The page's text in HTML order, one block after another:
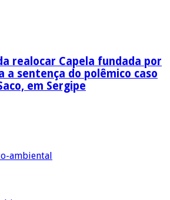
realocar Capela fundada por
a sentença do polêmico caso
em Sergipe